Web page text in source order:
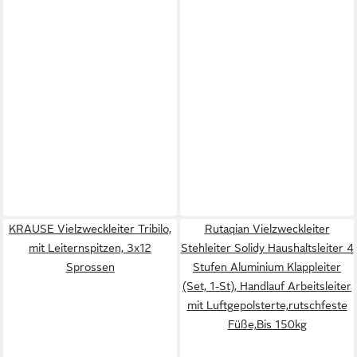
KRAUSE Vielzweckleiter Tribilo,
mit Leiternspitzen, 3x12
Sprossen
Rutaqian Vielzweckleiter
Stehleiter Solidy Haushaltsleiter 4
Stufen Aluminium Klappleiter
(Set, 1-St), Handlauf Arbeitsleiter
mit Luftgepolsterte,rutschfeste
Füße,Bis 150kg